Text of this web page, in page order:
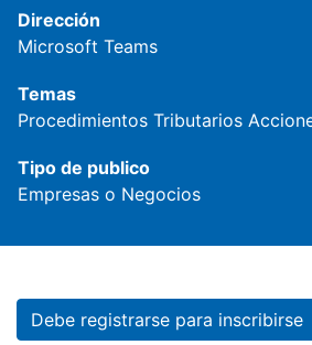
Dirección
Microsoft Teams
Temas
Procedimientos Tributarios
Tipo de publico
Empresas o Negocios
Debe registrarse para inscribirse